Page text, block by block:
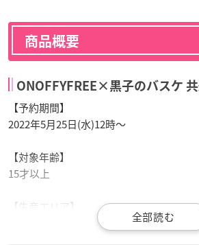
商品概要
ONOFFYFREE×黒子のバスケ 共
【予約期間】
2022年5月25日(水)12時～
【対象年齢】
15才以上
【生産エリア】